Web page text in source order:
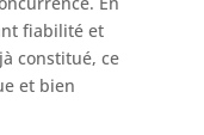
fiabilité et
constitué, ce
et bien